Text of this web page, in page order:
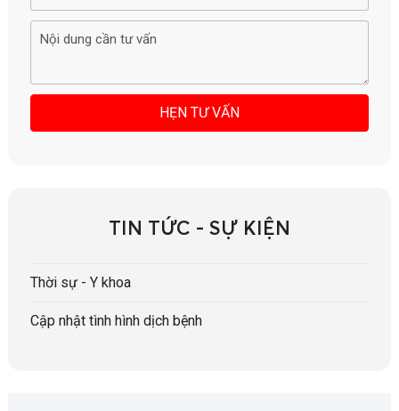
TIN TỨC - SỰ KIỆN
Thời sự - Y khoa
Cập nhật tình hình dịch bệnh